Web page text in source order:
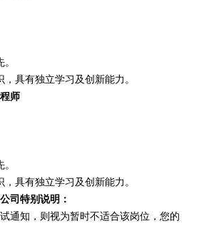
具有独立学习及创新能力。
师
具有独立学习及创新能力。
司特别说明：
通知，则视为暂时不适合该岗位，您的